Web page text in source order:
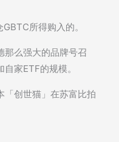
所得购入的。
那么强大的品牌号召
家ETF的规模。
创世猫」在苏富比拍